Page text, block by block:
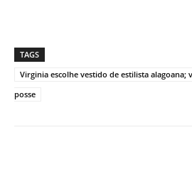
TAGS
Virginia escolhe vestido de estilista alagoana;
posse